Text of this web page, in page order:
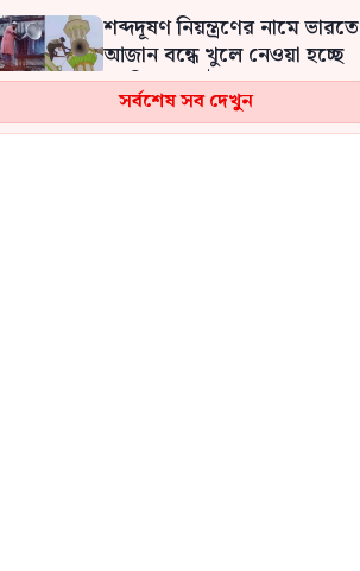
শব্দদূষণ নিয়ন্ত্রণের নামে ভারতে
আজান বন্ধে খুলে নেওয়া হচ্ছে
মসজিদের মাইক
সর্বশেষ সব দেখুন